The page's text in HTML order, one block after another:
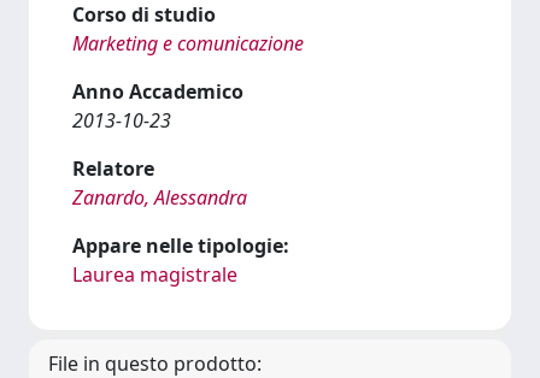
Corso di studio
Marketing e comunicazione
Anno Accademico
2013-10-23
Relatore
Zanardo, Alessandra
Appare nelle tipologie:
Laurea magistrale
File in questo prodotto: